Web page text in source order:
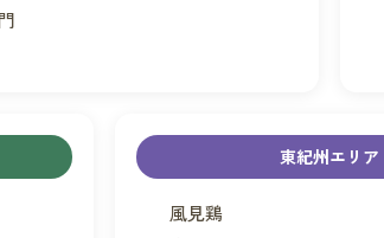
東紀州エリア
風見鶏